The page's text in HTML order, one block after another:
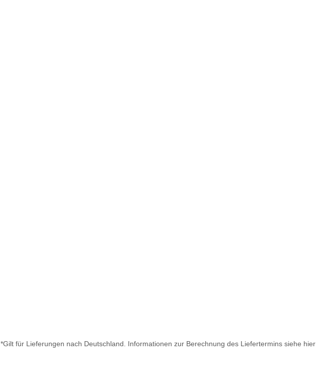
*Gilt für Lieferungen nach Deutschland. Informationen zur Berechnung des Liefertermins siehe hier